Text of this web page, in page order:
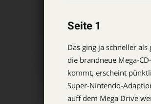
Seite 1
Das ging ja schneller
die brandneue Mega-
kommt, erscheint
Super-Nintendo-
auff dem Mega Drive